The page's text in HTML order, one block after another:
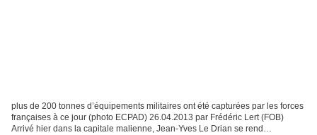
plus de 200 tonnes d’équipements militaires ont été capturées par les forces
françaises à ce jour (photo ECPAD) 26.04.2013 par Frédéric Lert (FOB)
Arrivé hier dans la capitale malienne, Jean-Yves Le Drian se rend